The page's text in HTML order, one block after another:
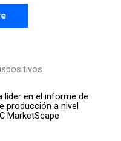
líder en el informe de
producción a nivel
MarketScape